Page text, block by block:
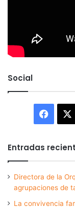
Social
Entradas
Directora de la
agrupaciones de
La convivencia